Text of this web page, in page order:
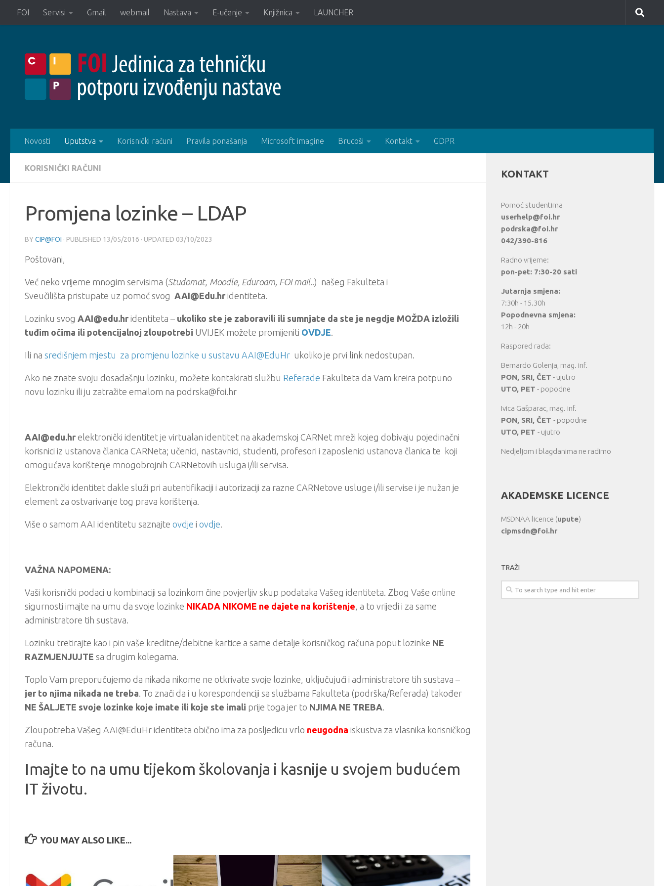
FOI Servisi Gmail webmail Nastava E-učenje Knjižnica LAUNCHER
Novosti Uputstva Korisnički računi Pravila ponašanja Microsoft imagine Brucoši Kontakt GDPR
KORISNIČKI RAČUNI
Promjena lozinke – LDAP
BY CIP@FOI · PUBLISHED 13/05/2016 · UPDATED 03/10/2023
Poštovani,
Već neko vrijeme mnogim servisima (Studomat, Moodle, Eduroam, FOI mail..) našeg Fakulteta i
Sveučilišta pristupate uz pomoć svog AAI@Edu.hr identiteta.
Lozinku svog AAI@edu.hr identiteta – ukoliko ste je zaboravili ili sumnjate da ste je negdje MOŽDA izložili
tuđim očima ili potencijalnoj zloupotrebi UVIJEK možete promijeniti OVDJE
Ili na središnjem mjestu za promjenu lozinke u sustavu AAI@EduHr ukoliko je prvi link nedostupan.
Ako ne znate svoju dosadašnju lozinku, možete kontakirati službu Referade Fakulteta da Vam kreira potpuno
novu lozinku ili ju zatražite emailom na podrska@foi.hr
AAI@edu.hr elektronički identitet je virtualan identitet na akademskoj CARNet mreži kojeg dobivaju pojedinačni
korisnici iz ustanova članica CARNeta; učenici, nastavnici, studenti, profesori i zaposlenici ustanova članica te koji
omogućava korištenje mnogobrojnih CARNetovih usluga i/ili servisa.
Elektronički identitet dakle služi pri autentifikaciji i autorizaciji za razne CARNetove usluge i/ili servise i je nužan je
element za ostvarivanje tog prava korištenja.
Više o samom AAI identitetu saznajte ovdje i ovdje
VAŽNA NAPOMENA:
Vaši korisnički podaci u kombinaciji sa lozinkom čine povjerljiv skup podataka Vašeg identiteta. Zbog Vaše online
sigurnosti imajte na umu da svoje lozinke NIKADA NIKOME ne dajete na korištenje , a to vrijedi i za same
administratore tih sustava.
Lozinku tretirajte kao i pin vaše kreditne/debitne kartice a same detalje korisničkog računa poput lozinke NE
RAZMJENJUJTE sa drugim kolegama.
Toplo Vam preporučujemo da nikada nikome ne otkrivate svoje lozinke, uključujući i administratore tih sustava –
jer to njima nikada ne treba . To znači da i u korespondenciji sa službama Fakulteta (podrška/Referada) također
NE ŠALJETE svoje lozinke koje imate ili koje ste imali prije toga jer to NJIMA NE TREBA
Zloupotreba Vašeg AAI@EduHr identiteta obično ima za posljedicu vrlo neugodna iskustva za vlasnika korisničkog
računa.
Imajte to na umu tijekom školovanja i kasnije u svojem budućem
IT životu.
YOU MAY ALSO LIKE...
KONTAKT
Pomoć studentima
userhelp@foi.hr
podrska@foi.hr
042/390-816
Radno vrijeme:
pon-pet: 7:30-20 sati
Jutarnja smjena:
7:30h - 15.30h
Popodnevna smjena:
12h - 20h
Raspored rada:
Bernardo Golenja, mag. inf.
PON, SRI, ČET - ujutro
UTO, PET - popodne
Ivica Gašparac, mag. inf.
PON, SRI, ČET - popodne
UTO, PET - ujutro
Nedjeljom i blagdanima ne radimo
AKADEMSKE LICENCE
MSDNAA licence (upute)
cipmsdn@foi.hr
TRAŽI